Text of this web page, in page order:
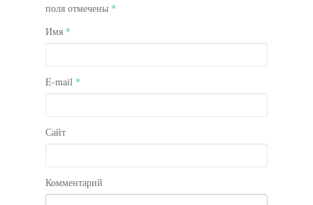
поля отмечены *
Имя *
E-mail *
Сайт
Комментарий